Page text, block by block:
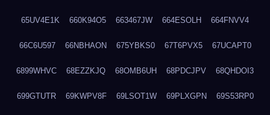
65UV4E1K 660K94O5 663467JW 664ESOLH 664FNVV4
66C6U597 66NBHAON 675YBKS0 67T6PVX5 67UCAPT0
6899WHVC 68EZZKJQ 68OMB6UH 68PDCJPV 68QHDOI3
699GTUTR 69KWPV8F 69LSOT1W 69PLXGPN 69S53RP0